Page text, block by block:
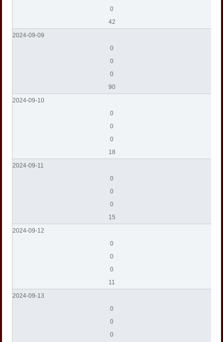
0
42
2024-09-09
0
0
0
90
2024-09-10
0
0
0
18
2024-09-11
0
0
0
15
2024-09-12
0
0
0
11
2024-09-13
0
0
0